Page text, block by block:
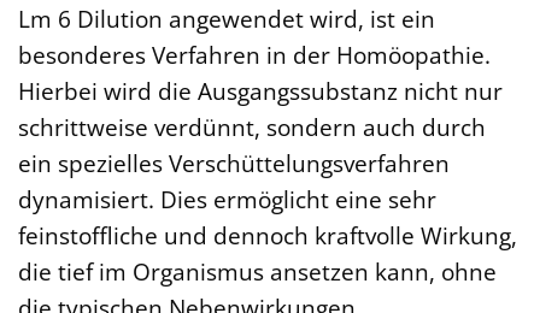
Lm 6 Dilution angewendet wird, ist ein
besonderes Verfahren in der Homöopathie.
Hierbei wird die Ausgangssubstanz nicht nur
schrittweise verdünnt, sondern auch durch
ein spezielles Verschüttelungsverfahren
dynamisiert. Dies ermöglicht eine sehr
feinstoffliche und dennoch kraftvolle Wirkung,
die tief im Organismus ansetzen kann, ohne